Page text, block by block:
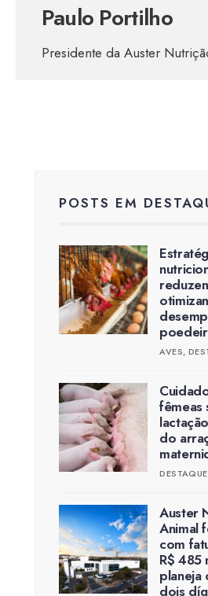
Paulo Portilho
Presidente da Auster
POSTS EM
AVES,
fêmeas
do
DESTAQUE
Auster
Animal
com
R$ 485
planeja
dois